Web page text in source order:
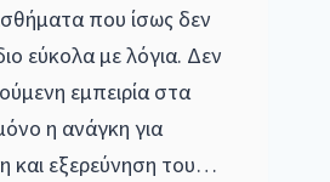
που ίσως δεν
εύκολα με λόγια. Δεν
εμπειρία στα
η ανάγκη για
και εξερεύνηση του…